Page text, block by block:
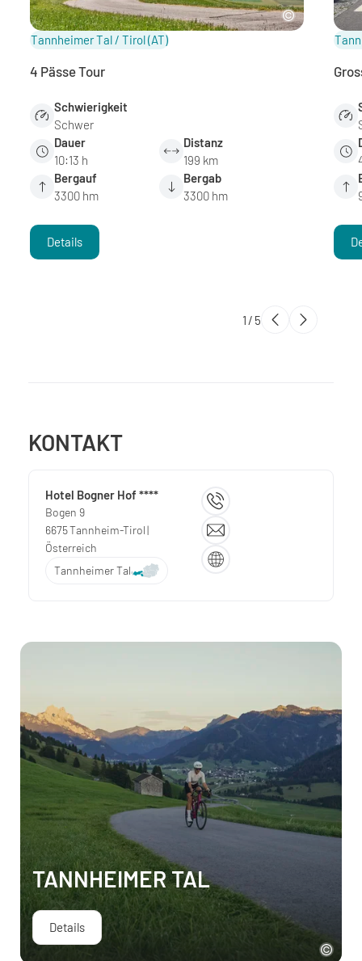
Tannheimer Tal / Tirol(AT)
4 Pässe Tour
Schwierigkeit
Schwer
Dauer
10:13 h
Distanz
199 km
Bergauf
3300 hm
Bergab
3300 hm
Details
1 / 5
KONTAKT
Hotel Bogner Hof ****
Bogen 9
6675Tannheim-Tirol|
Österreich
Tannheimer Tal
TANNHEIMER TAL
Details